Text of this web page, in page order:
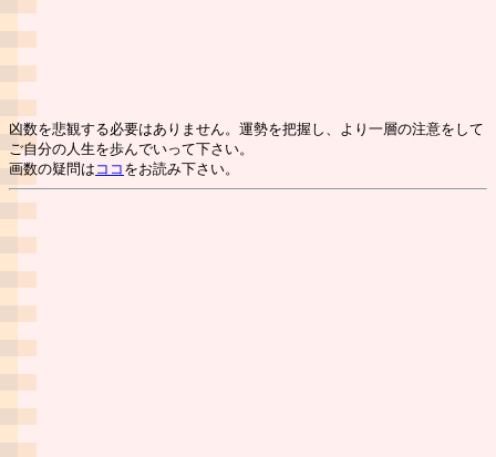
凶数を悲観する必要はありません。運勢を把握し、より一層の注意をして
ご自分の人生を歩んでいって下さい。
画数の疑問は ココ をお読み下さい。